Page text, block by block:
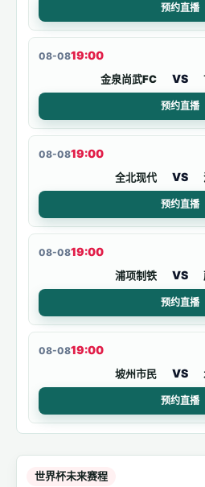
预约直播
08-0819:00
金泉尚武FC VS
预约直播
08-0819:00
全北现代 VS
预约直播
08-0819:00
浦项制铁 VS
预约直播
08-0819:00
坡州市民 VS
预约直播
世界杯未来赛程